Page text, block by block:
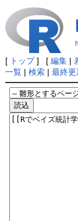
[ トップ] [ 編集|
一覧| 検索| 最終更